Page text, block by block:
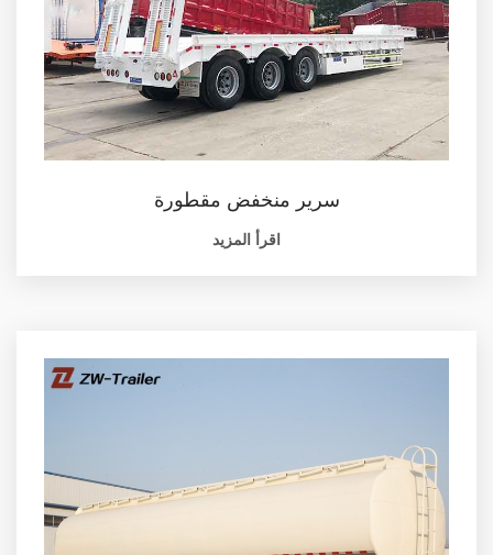
سرير منخفض مقطورة
اقرأ المزيد